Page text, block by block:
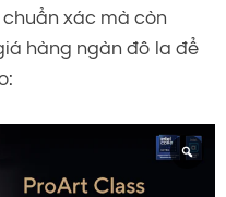
xác mà còn
hàng ngàn đô la để